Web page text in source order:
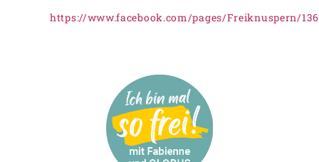
https://www.facebook.com/pages/Freiknuspern/